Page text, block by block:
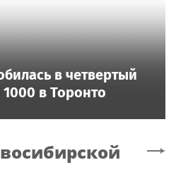
в четвертый
1000 в Торонто